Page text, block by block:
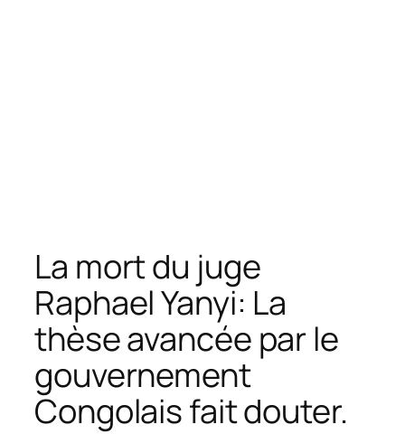
La mort du juge
Raphael Yanyi: La
thèse avancée par le
gouvernement
Congolais fait douter.